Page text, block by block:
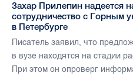
Захар Прилепин надеется
сотрудничество с Горным
в Петербурге
Писатель заявил, что
в вузе находятся на стадии
При этом он опроверг